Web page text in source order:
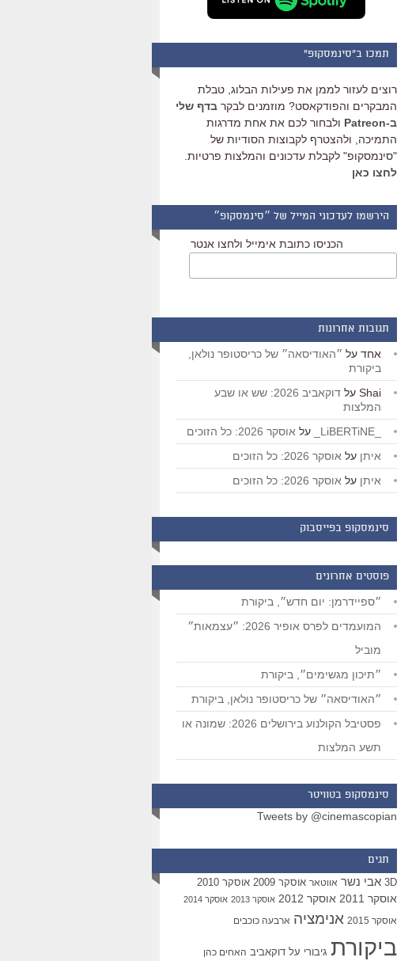
תמכו ב"סינמסקופ"
רוצים לעזור לממן את פעילות הבלוג, טבלת
המבקרים והפודקאסט? מוזמנים לבקר בדף שלי
ב-Patreon
ולבחור לכם את אחת מדרגות
התמיכה, ולהצטרף לקבוצות הסודיות של
"סינמסקופ" לקבלת עדכונים והמלצות פרטיות.
לחצו כאן
הירשמו לעדכוני המייל של ״סינמסקופ״
הכניסו כתובת אימייל ולחצו אנטר
תגובות אחרונות
אחד על ״האודיסאה״ של כריסטופר נולאן,
ביקורת
Shai על
דוקאביב 2026: שש או שבע
המלצות
על אוסקר 2026: כל הזוכים
איתן על אוסקר 2026: כל הזוכים
איתן על אוסקר 2026: כל הזוכים
סינמסקופ בפייסבוק
פוסטים אחרונים
״ספיידרמן: יום חדש״, ביקורת
המועמדים לפרס אופיר 2026: ״עצמאות״
מוביל
״תיכון מגשימים״, ביקורת
״האודיסאה״ של כריסטופר נולאן, ביקורת
פסטיבל הקולנוע בירושלים 2026: שמונה או
תשע המלצות
סינמסקופ בטוויטר
Tweets by @cinemascopian
תגים
3D אבי נשר אווטאר אוסקר 2009 אוסקר 2010
אוסקר 2011 אוסקר 2012 אוסקר 2013 אוסקר 2014
אוסקר 2015 אנימציה ארבעה כוכבים
ביקורת גיבורי על דוקאביב האחים כהן